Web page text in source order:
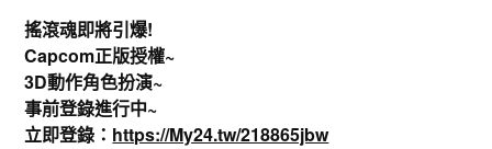
搖滾魂即將引爆!
Capcom正版授權~
3D動作角色扮演~
事前登錄進行中~
立即登錄： https://My24.tw/218865jbw